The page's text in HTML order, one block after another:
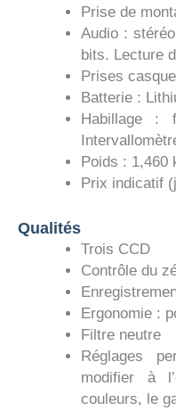
Prise de
Audio :
bits. Lecture
Prises
Batterie :
Habillage :
Poids : 1,460
Prix indicatif
Qualités
Trois CCD
Contrôle du
Ergonomie :
Filtre neutre
Réglages
modifier à
couleurs, le